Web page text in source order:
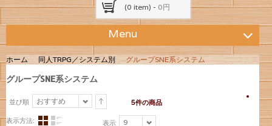
(0 item) - 0円
Menu
ホーム 同人TRPG／システム別 グループSNE系システム
グループSNE系システム
並び順 おすすめ 5件の商品
表示方法: 表示 9